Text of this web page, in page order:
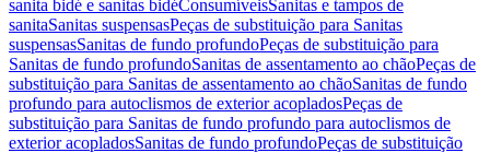
sanita bidé e sanitas bidéConsumíveisSanitas e tampos de
sanitaSanitas suspensasPeças de substituição para Sanitas
suspensasSanitas de fundo profundoPeças de substituição para
Sanitas de fundo profundoSanitas de assentamento ao chãoPeças de
substituição para Sanitas de assentamento ao chãoSanitas de fundo
profundo para autoclismos de exterior acopladosPeças de
substituição para Sanitas de fundo profundo para autoclismos de
exterior acopladosSanitas de fundo profundoPeças de substituição